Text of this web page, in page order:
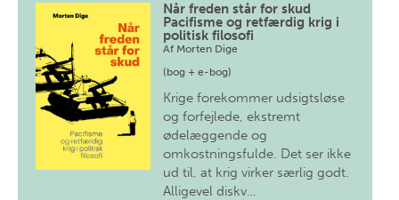
Når freden står for skud
Pacifisme og retfærdig krig i
politisk filosofi
Af Morten Dige
(bog + e-bog)
Krige forekommer udsigtsløse
og forfejlede, ekstremt
ødelæggende og
omkostningsfulde. Det ser ikke
ud til, at krig virker særlig godt.
Alligevel diskv…